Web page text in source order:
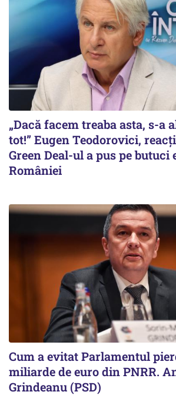
„Dacă facem treaba asta, s-a
tot!” Eugen Teodorovici,
Green Deal-ul a pus pe butuci
României
Cum a evitat Parlamentul
miliarde de euro din PNRR.
Grindeanu (PSD)